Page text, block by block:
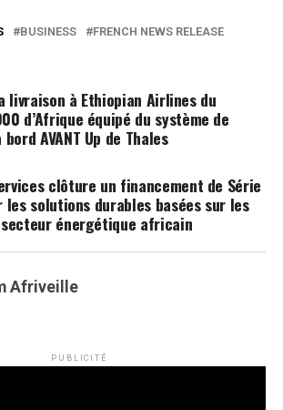
BUSINESS
FRENCH NEWS RELEASE
livraison à Ethiopian Airlines du
d’Afrique équipé du système de
AVANT Up de Thales
clôture un financement de Série
solutions durables basées sur les
énergétique africain
Afriveille
PUBLICITÉ